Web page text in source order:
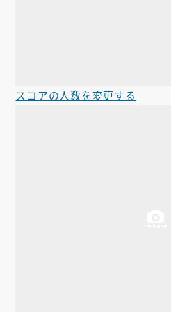
スコアの人数を変更する